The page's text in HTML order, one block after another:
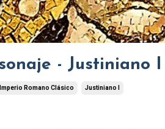
- Justiniano I
Imperio Romano Clásico Justiniano I